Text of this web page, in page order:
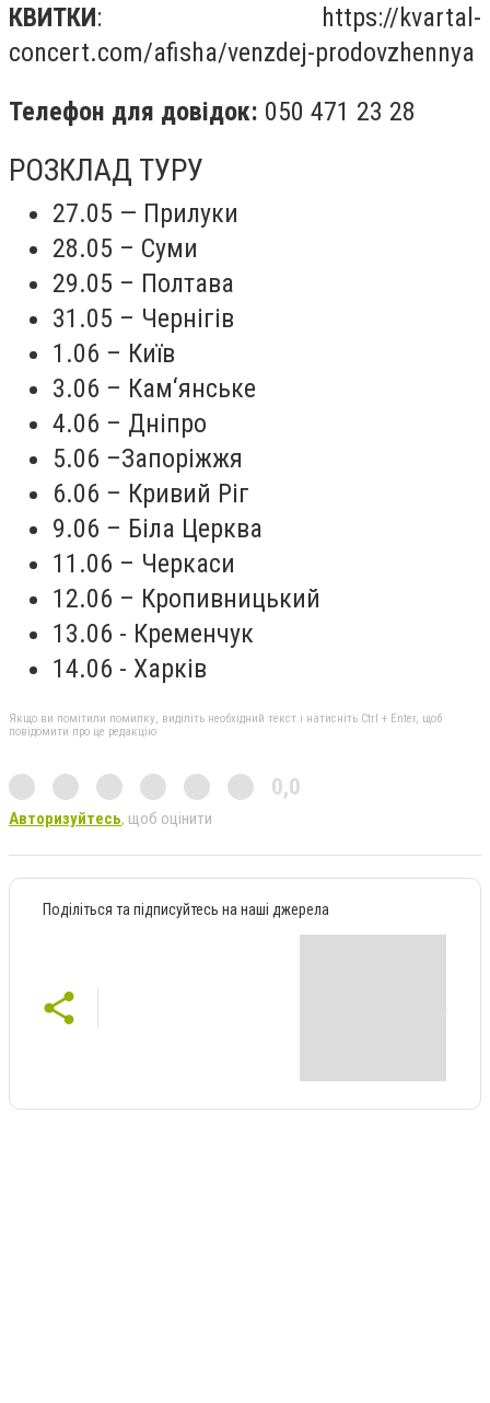
КВИТКИ: https://kvartal-
concert.com/afisha/venzdej-prodovzhennya
Телефон для довідок: 050 471 23 28
РОЗКЛАД ТУРУ
27.05 — Прилуки
28.05 – Суми
29.05 – Полтава
31.05 – Чернігів
1.06 – Київ
3.06 – Кам‘янське
4.06 – Дніпро
5.06 –Запоріжжя
6.06 – Кривий Ріг
9.06 – Біла Церква
11.06 – Черкаси
12.06 – Кропивницький
13.06 - Кременчук
14.06 - Харків
Якщо ви помітили помилку, виділіть необхідний текст і натисніть Ctrl + Enter, щоб
повідомити про це редакцію
0,0
Авторизуйтесь, щоб оцінити
Поділіться та підписуйтесь на наші джерела